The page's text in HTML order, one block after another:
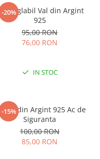
-20%reglabil Val din Argint
925
95,00 RON
76,00 RON
IN STOC
-15% din Argint 925 Ac de
Siguranta
100,00 RON
85,00 RON